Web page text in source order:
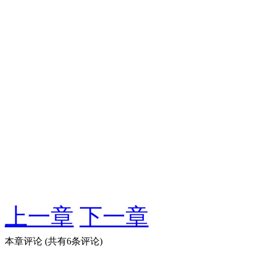
上一章 下一章
本章评论 (共有6条评论)